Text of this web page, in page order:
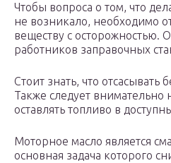
Чтобы вопроса о том, что
не возникало, необходимо
веществу с осторожностью.
работников заправочных
Стоит знать, что
Также следует внимательно
оставлять топливо в
Моторное масло является
основная задача которого